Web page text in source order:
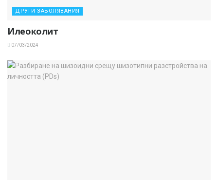
ДРУГИ ЗАБОЛЯВАНИЯ
Илеоколит
07/03/2024